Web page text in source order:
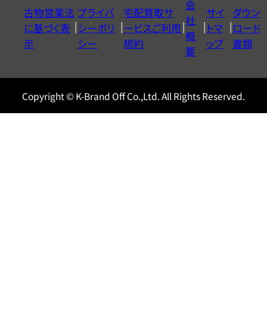
ヤ
ル
0120604117
古物営業法
に基づく表
示
プライバ
シーポリ
シー
宅配買取サ
ービスご利用
規約
会
社
概
要
サイ
トマ
ップ
ダウン
ロード
書類
Copyright © K-Brand Off Co.,Ltd. All Rights Reserved.